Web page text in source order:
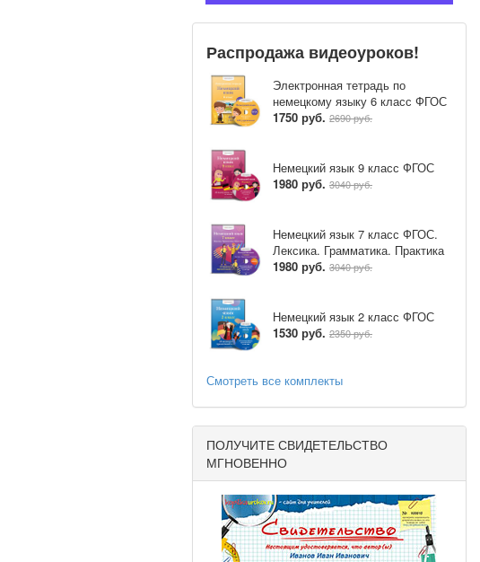
Распродажа видеоуроков!
Электронная тетрадь по
немецкому языку 6 класс ФГОС
1750 руб. 2690 руб.
Немецкий язык 9 класс ФГОС
1980 руб. 3040 руб.
Немецкий язык 7 класс ФГОС.
Лексика. Грамматика. Практика
1980 руб. 3040 руб.
Немецкий язык 2 класс ФГОС
1530 руб. 2350 руб.
Смотреть все комплекты
ПОЛУЧИТЕ СВИДЕТЕЛЬСТВО
МГНОВЕННО